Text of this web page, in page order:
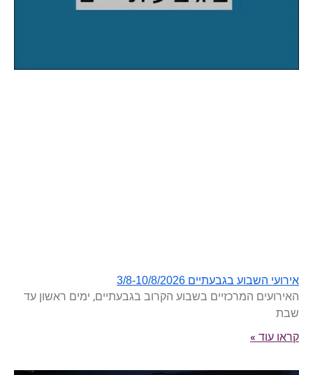
אירועי השבוע בגבעתיים 3/8-10/8/2026
האירועים המרכזיים בשבוע הקרוב בגבעתיים, ימים ראשון עד
שבת
קראו עוד »